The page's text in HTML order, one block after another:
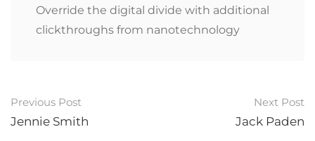
Override the digital divide with additional
clickthroughs from nanotechnology
Post
navigation
Previous Post
Jennie Smith
Next Post
Jack Paden